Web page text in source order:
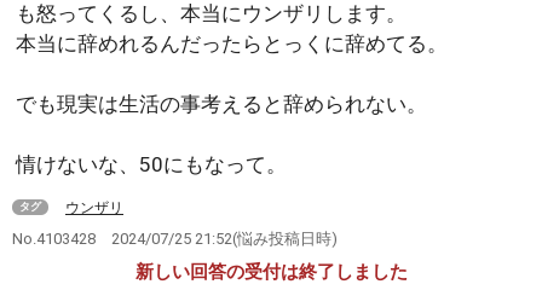
も怒ってくるし、本当にウンザリします。
本当に辞めれるんだったらとっくに辞めてる。
でも現実は生活の事考えると辞められない。
情けないな、50にもなって。
タグ ウンザリ
No.4103428 2024/07/25 21:52(悩み投稿日時)
新しい回答の受付は終了しました